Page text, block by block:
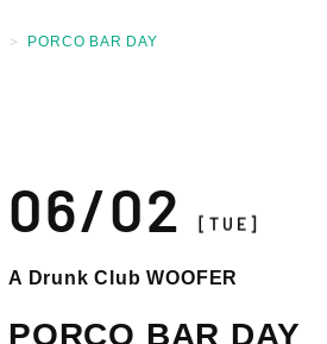
PORCO BAR DAY
06/02 [TUE]
A Drunk Club WOOFER
PORCO BAR DAY